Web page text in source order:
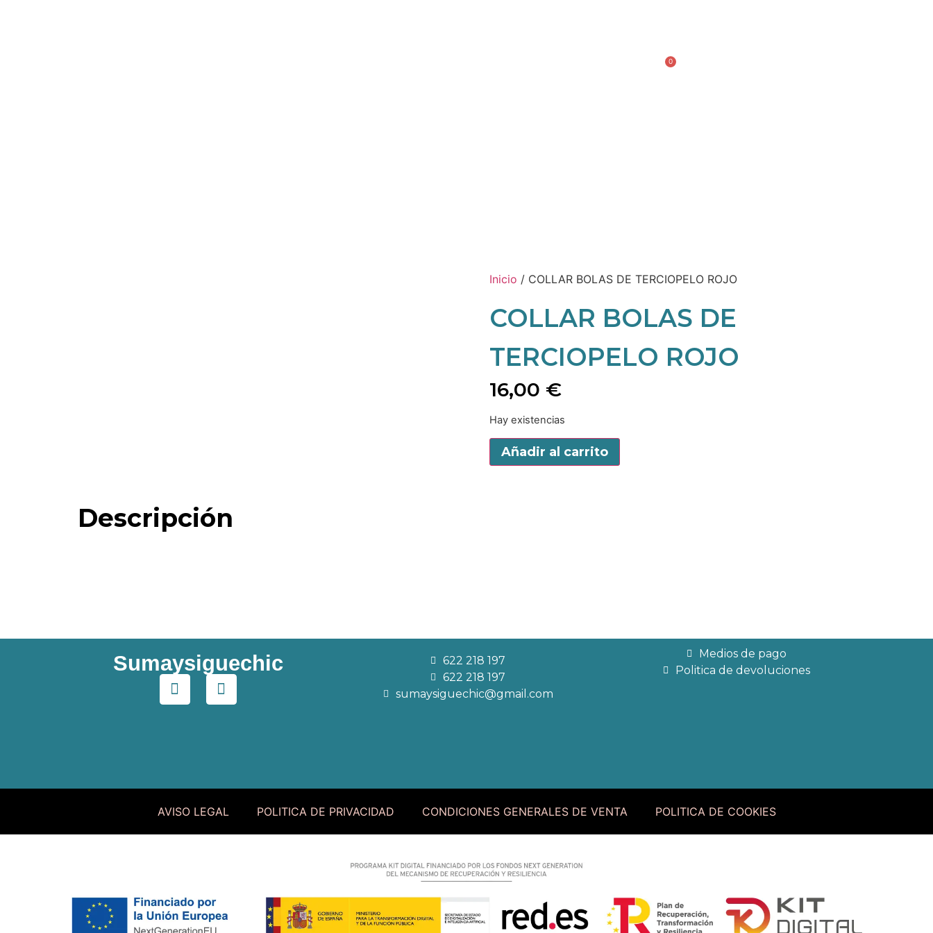
€ 0
Inicio / COLLAR BOLAS DE TERCIOPELO ROJO
COLLAR BOLAS DE
TERCIOPELO ROJO
16,00 €
Hay existencias
Añadir al carrito
Descripción
Sumaysiguechic
622 218 197
622 218 197
sumaysiguechic@gmail.com
Medios de pago
Politica de devoluciones
AVISO LEGAL POLITICA DE PRIVACIDAD CONDICIONES GENERALES DE VENTA POLITICA DE COOKIES